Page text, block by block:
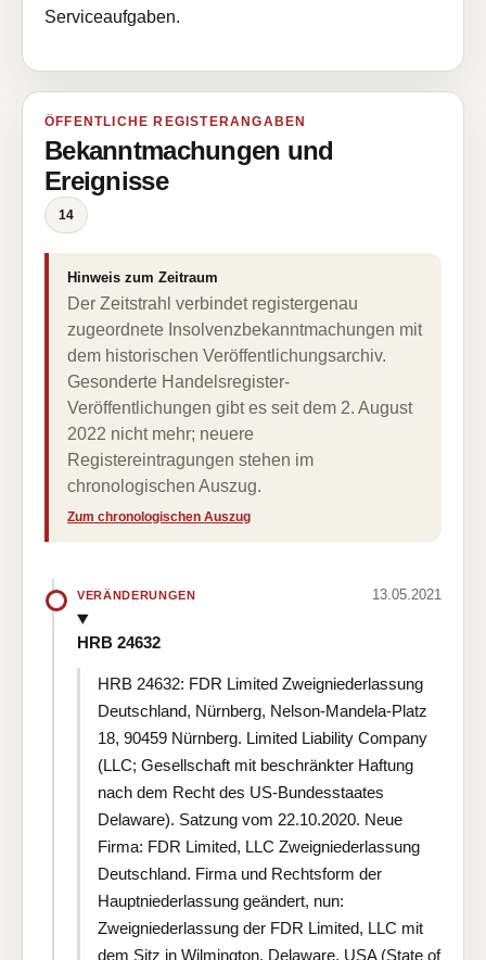
Serviceaufgaben.
ÖFFENTLICHE REGISTERANGABEN
Bekanntmachungen und
Ereignisse
14
Hinweis zum Zeitraum
Der Zeitstrahl verbindet registergenau
zugeordnete Insolvenzbekanntmachungen mit
dem historischen Veröffentlichungsarchiv.
Gesonderte Handelsregister-
Veröffentlichungen gibt es seit dem 2. August
2022 nicht mehr; neuere
Registereintragungen stehen im
chronologischen Auszug.
Zum chronologischen Auszug
VERÄNDERUNGEN 13.05.2021
HRB 24632
HRB 24632: FDR Limited Zweigniederlassung
Deutschland, Nürnberg, Nelson-Mandela-Platz
18, 90459 Nürnberg. Limited Liability Company
(LLC; Gesellschaft mit beschränkter Haftung
nach dem Recht des US-Bundesstaates
Delaware). Satzung vom 22.10.2020. Neue
Firma: FDR Limited, LLC Zweigniederlassung
Deutschland. Firma und Rechtsform der
Hauptniederlassung geändert, nun:
Zweigniederlassung der FDR Limited, LLC mit
dem Sitz in Wilmington, Delaware, USA (State of